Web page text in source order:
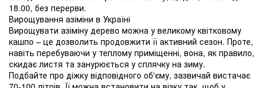
18.00, без перерви.
Вирощування азіміни в Україні
Вирощувати азіміну дерево можна у великому квітковому
кашпо – це дозволить продовжити її активний сезон. Проте,
навіть перебуваючи у теплому приміщенні, вона, як правило,
скидає листя та занурюється у сплячку на зиму.
Подбайте про діжку відповідного об'єму, зазвичай вистачає